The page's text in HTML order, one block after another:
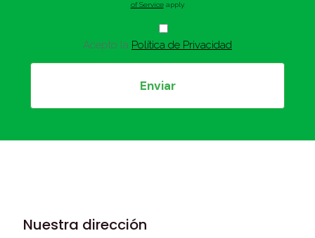
of Serviceapply.
Acepto la Política de Privacidad
Nuestra dirección